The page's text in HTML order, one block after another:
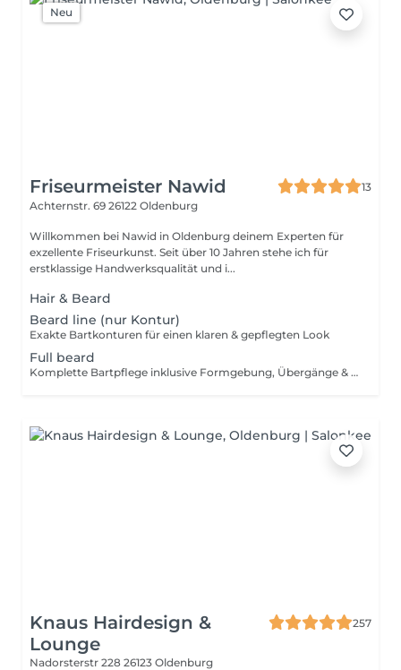
Neu
Friseurmeister Nawid
13
Achternstr. 69 26122 Oldenburg
Willkommen bei Nawid in Oldenburg deinem Experten für
exzellente Friseurkunst. Seit über 10 Jahren stehe ich für
erstklassige Handwerksqualität und i...
Hair & Beard
Beard line (nur Kontur)
Exakte Bartkonturen für einen klaren & gepflegten Look
Full beard
Komplette Bartpflege inklusive Formgebung, Übergänge & Konturen
Knaus Hairdesign &
Lounge
257
Nadorsterstr 228 26123 Oldenburg